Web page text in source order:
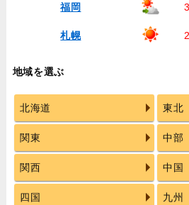
福岡
札幌
地域を選ぶ
北海道 東北
関東 中部
関西 中国
四国 九州